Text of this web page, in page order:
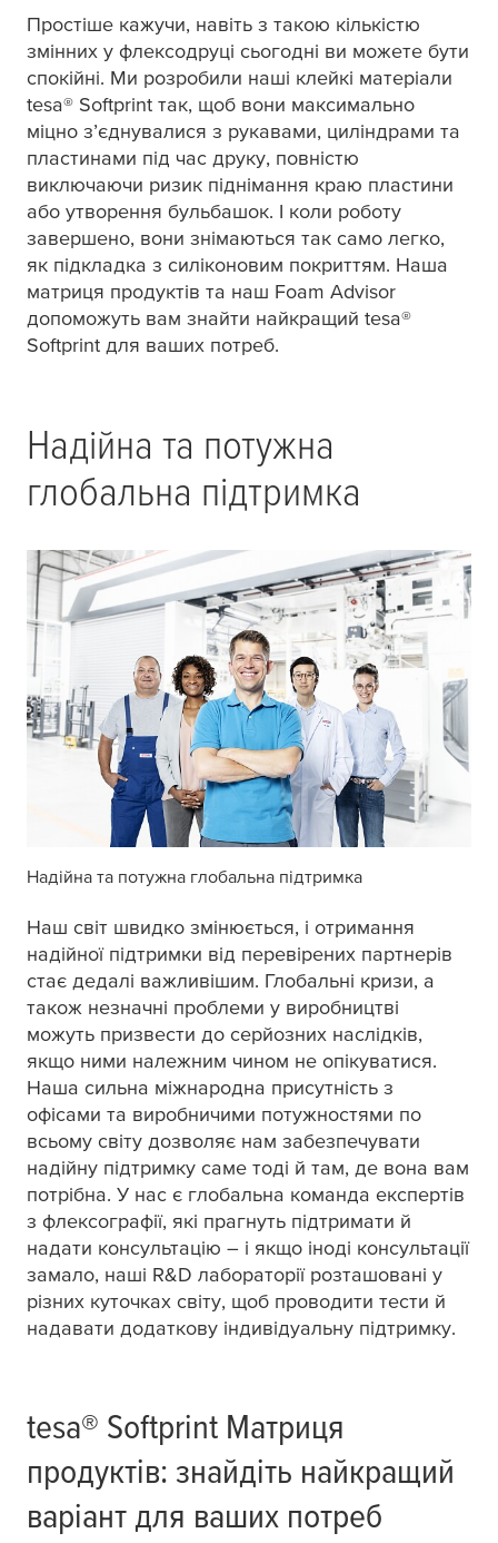
Простіше кажучи, навіть з такою кількістю
змінних у флексодруці сьогодні ви можете бути
спокійні. Ми розробили наші клейкі матеріали
tesa® Softprint так, щоб вони максимально
міцно з’єднувалися з рукавами, циліндрами та
пластинами під час друку, повністю
виключаючи ризик піднімання краю пластини
або утворення бульбашок. І коли роботу
завершено, вони знімаються так само легко,
як підкладка з силіконовим покриттям. Наша
матриця продуктів та наш Foam Advisor
допоможуть вам знайти найкращий tesa®
Softprint для ваших потреб.
Надійна та потужна
глобальна підтримка
Надійна та потужна глобальна підтримка
Наш світ швидко змінюється, і отримання
надійної підтримки від перевірених партнерів
стає дедалі важливішим. Глобальні кризи, а
також незначні проблеми у виробництві
можуть призвести до серйозних наслідків,
якщо ними належним чином не опікуватися.
Наша сильна міжнародна присутність з
офісами та виробничими потужностями по
всьому світу дозволяє нам забезпечувати
надійну підтримку саме тоді й там, де вона вам
потрібна. У нас є глобальна команда експертів
з флексографії, які прагнуть підтримати й
надати консультацію – і якщо іноді консультації
замало, наші R&D лабораторії розташовані у
різних куточках світу, щоб проводити тести й
надавати додаткову індивідуальну підтримку.
tesa® Softprint Матриця
продуктів: знайдіть найкращий
варіант для ваших потреб